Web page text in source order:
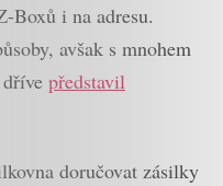
Boxů i na adresu.
avšak s mnohem
představil
doručovat zásilky